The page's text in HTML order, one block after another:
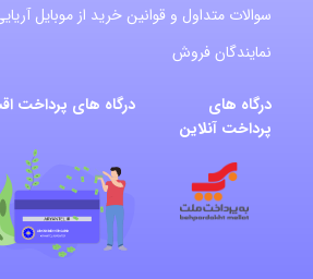
سوالات متداول و قوانین خرید از موبایل
نمایندگان فروش
درگاه های
پرداخت آنلاین
درگاه های پرداخت